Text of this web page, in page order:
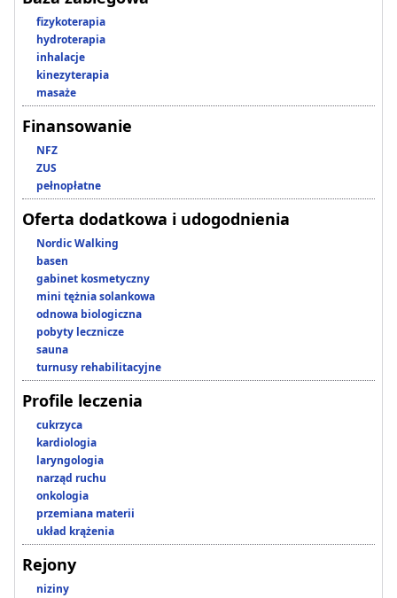
fizykoterapia
hydroterapia
inhalacje
kinezyterapia
masaże
Finansowanie
NFZ
ZUS
pełnopłatne
Oferta dodatkowa i udogodnienia
Nordic Walking
basen
gabinet kosmetyczny
mini tężnia solankowa
odnowa biologiczna
pobyty lecznicze
sauna
turnusy rehabilitacyjne
Profile leczenia
cukrzyca
kardiologia
laryngologia
narząd ruchu
onkologia
przemiana materii
układ krążenia
Rejony
niziny